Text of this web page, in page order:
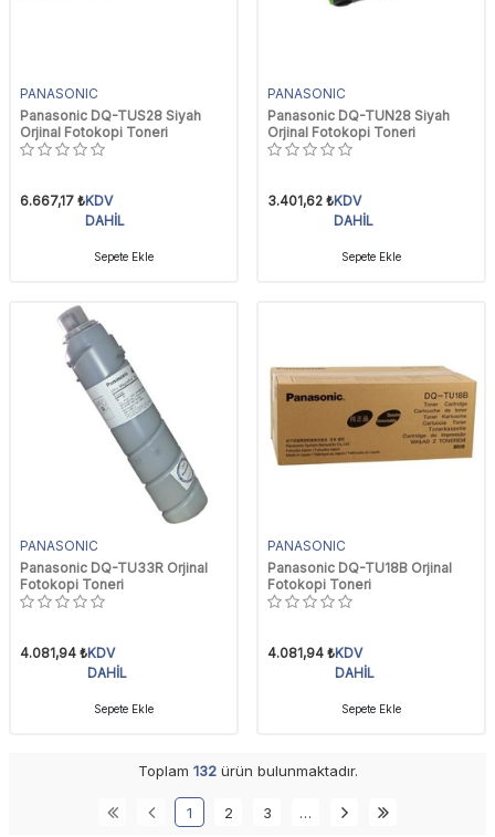
PANASONIC
Panasonic DQ-TUS28 Siyah
Orjinal Fotokopi Toneri
6.667,17 ₺KDV
DAHİL
Sepete Ekle
PANASONIC
Panasonic DQ-TUN28 Siyah
Orjinal Fotokopi Toneri
3.401,62 ₺KDV
DAHİL
Sepete Ekle
PANASONIC
Panasonic DQ-TU33R Orjinal
Fotokopi Toneri
4.081,94 ₺KDV
DAHİL
Sepete Ekle
PANASONIC
Panasonic DQ-TU18B Orjinal
Fotokopi Toneri
4.081,94 ₺KDV
DAHİL
Sepete Ekle
Toplam 132ürün bulunmaktadır.
1 2 3 …